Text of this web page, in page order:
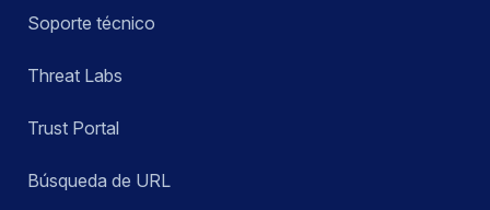
Soporte técnico
Threat Labs
Trust Portal
Búsqueda de URL